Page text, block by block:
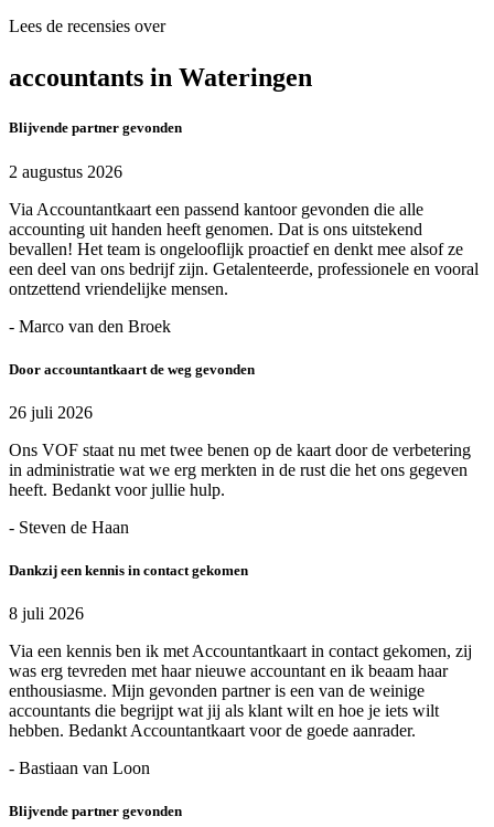
Lees de recensies over
accountants in Wateringen
Blijvende partner gevonden
2 augustus 2026
Via Accountantkaart een passend kantoor gevonden die alle
accounting uit handen heeft genomen. Dat is ons uitstekend
bevallen! Het team is ongelooflijk proactief en denkt mee alsof ze
een deel van ons bedrijf zijn. Getalenteerde, professionele en vooral
ontzettend vriendelijke mensen.
- Marco van den Broek
Door accountantkaart de weg gevonden
26 juli 2026
Ons VOF staat nu met twee benen op de kaart door de verbetering
in administratie wat we erg merkten in de rust die het ons gegeven
heeft. Bedankt voor jullie hulp.
- Steven de Haan
Dankzij een kennis in contact gekomen
8 juli 2026
Via een kennis ben ik met Accountantkaart in contact gekomen, zij
was erg tevreden met haar nieuwe accountant en ik beaam haar
enthousiasme. Mijn gevonden partner is een van de weinige
accountants die begrijpt wat jij als klant wilt en hoe je iets wilt
hebben. Bedankt Accountantkaart voor de goede aanrader.
- Bastiaan van Loon
Blijvende partner gevonden